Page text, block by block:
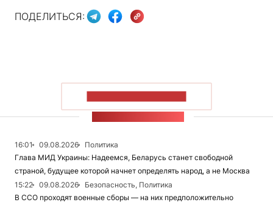
ПОДЕЛИТЬСЯ:
16:01 09.08.2026
Политика
Глава МИД Украины: Надеемся, Беларусь станет свободной
страной, будущее которой начнет определять народ, а не Москва
15:22
09.08.2026
Безопасность, Политика
В ССО проходят военные сборы — на них предположительно